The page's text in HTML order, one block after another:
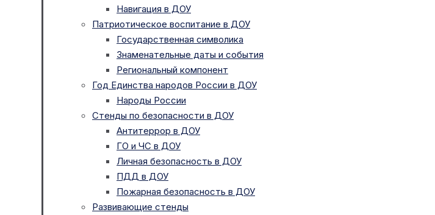
Навигация в ДОУ
Патриотическое воспитание в ДОУ
Государственная символика
Знаменательные даты и события
Региональный компонент
Год Единства народов России в ДОУ
Народы России
Стенды по безопасности в ДОУ
Антитеррор в ДОУ
ГО и ЧС в ДОУ
Личная безопасность в ДОУ
ПДД в ДОУ
Пожарная безопасность в ДОУ
Развивающие стенды